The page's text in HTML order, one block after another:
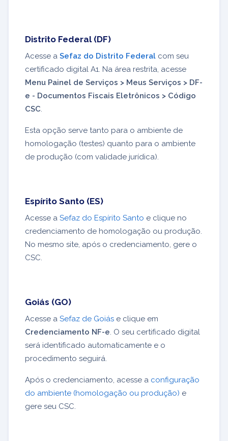
Distrito Federal (DF)
Acesse a Sefaz do Distrito Federal com seu
certificado digital A1. Na área restrita, acesse
Menu Painel de Serviços > Meus Serviços > DF-
e - Documentos Fiscais Eletrônicos > Código
CSC.
Esta opção serve tanto para o ambiente de
homologação (testes) quanto para o ambiente
de produção (com validade jurídica).
Espírito Santo (ES)
Acesse a Sefaz do Espírito Santo e clique no
credenciamento de homologação ou produção.
No mesmo site, após o credenciamento, gere o
CSC.
Goiás (GO)
Acesse a Sefaz de Goiás e clique em
Credenciamento NF-e. O seu certificado digital
será identificado automaticamente e o
procedimento seguirá.
Após o credenciamento, acesse a configuração
do ambiente (homologação ou produção) e
gere seu CSC.